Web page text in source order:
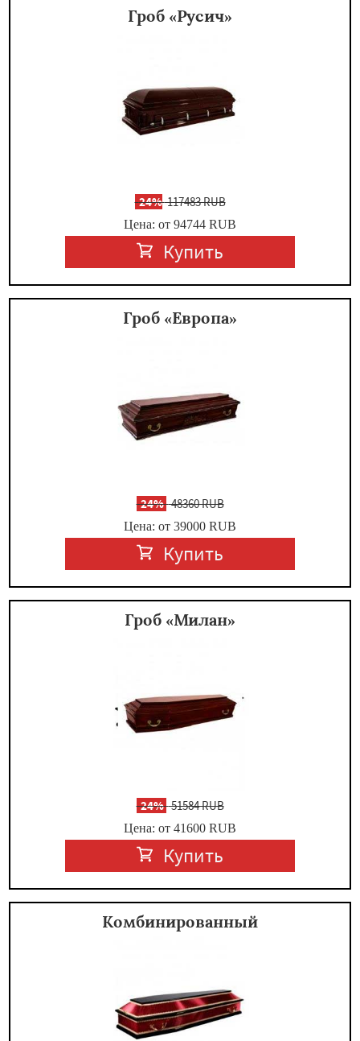
Гроб «Русич»
-24%117483 RUB
Цена: от 94744 RUB
Купить
Гроб «Европа»
-24%48360 RUB
Цена: от 39000 RUB
Купить
Гроб «Милан»
-24%51584 RUB
Цена: от 41600 RUB
Купить
Комбинированный